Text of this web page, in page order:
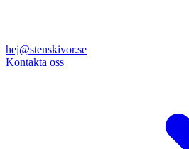
hej@stenskivor.se
Kontakta oss